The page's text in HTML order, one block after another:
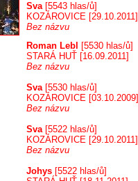
Sva[5543 hlas/ů]
KOZÁROVICE [29.10.2011]
Bez názvu
Roman Lebl
[5530 hlas/ů]
STARÁ HUŤ [16.09.2011]
Bez názvu
Sva[5530 hlas/ů]
KOZÁROVICE [03.10.2009]
Bez názvu
Sva[5522 hlas/ů]
KOZÁROVICE [29.10.2011]
Bez názvu
Johys [5522 hlas/ů]